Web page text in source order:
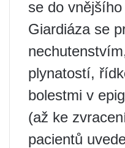
se do
Giardiáza se
plynatostí,
bolestmi v
(až ke
pacientů